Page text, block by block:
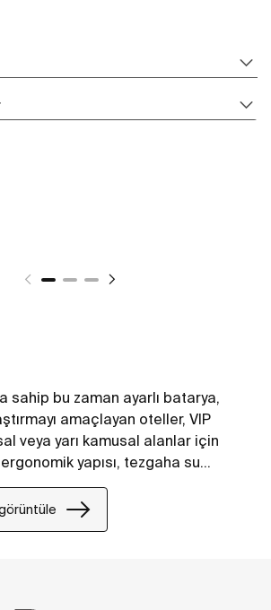
sahip bu zaman ayarlı batarya,
amaçlayan oteller, VIP
veya yarı kamusal alanlar için
yapısı, tezgaha su
bütünleşmiş ve zarif bir
SOFT push (yumuşak basma)
bu ürün yaşlılar ve çocuklar için